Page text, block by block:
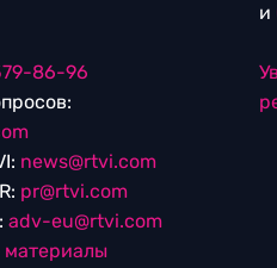
86-96
news@rtvi.com
pr@rtvi.com
adv-eu@rtvi.com
материалы
и